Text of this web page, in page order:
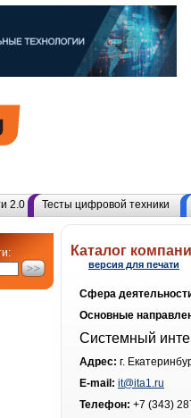
2.0 Тесты цифровой техники
Каталог
версия для печати
Сфера
Основные
Системный
Адрес: г.
E-mail: it@ita1.ru
Телефон: +7 (343)